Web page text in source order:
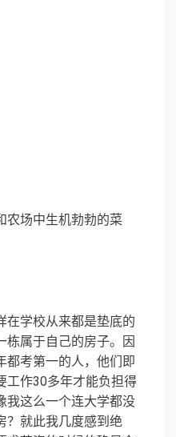
农场中生机勃勃的菜
在学校从来都是垫底的
栋属于自己的房子。因
都考第一的人，他们即
工作30多年才能负担得
我这么一个连大学都没
？就此我几度感到绝